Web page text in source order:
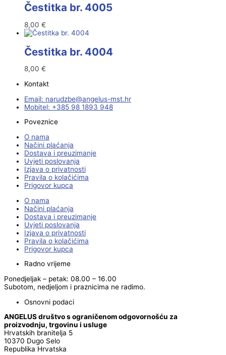
Čestitka br. 4005
8,00 €
Čestitka br. 4004
8,00 €
Kontakt
Email:
rh.tsm-sulegna
@ebzduran
Mobitel: +385 98 1893 948
Poveznice
O nama
Načini plaćanja
Dostava i preuzimanje
Uvjeti poslovanja
Izjava o privatnosti
Pravila o kolačićima
Prigovor kupca
O nama
Načini plaćanja
Dostava i preuzimanje
Uvjeti poslovanja
Izjava o privatnosti
Pravila o kolačićima
Prigovor kupca
Radno vrijeme
Ponedjeljak – petak: 08.00 – 16.00
Subotom, nedjeljom i praznicima ne radimo.
Osnovni podaci
ANGELUS društvo s ograničenom odgovornošću za
proizvodnju, trgovinu i usluge
Hrvatskih branitelja 5
10370 Dugo Selo
Republika Hrvatska